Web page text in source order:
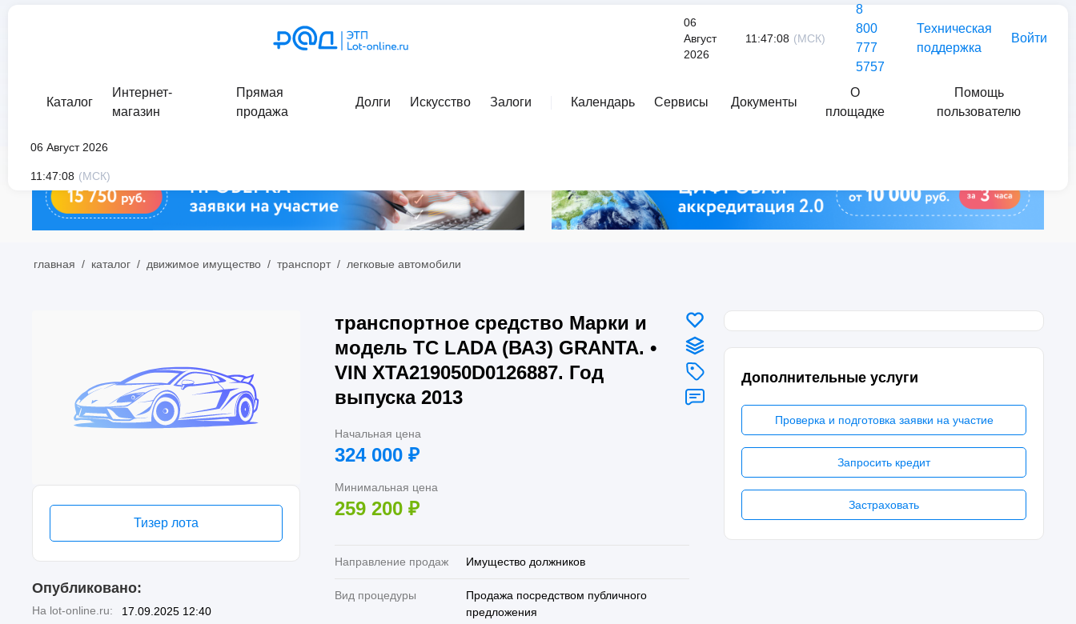
06
Август
2026
11:47:08 (МСК)
8
800
777
5757
Техническая
поддержка
Войти
Каталог
Интернет-
магазин
Прямая
продажа
Долги Искусство Залоги Календарь Сервисы Документы
О
площадке
Помощь
пользователю
06 Август 2026
11:47:08 (МСК)
главная / каталог / движимое имущество / транспорт / легковые автомобили
Дополнительные услуги
Проверка и подготовка заявки на участие
Запросить кредит
Застраховать
Тизер лота
Опубликовано:
На lot-online.ru:
17.09.2025 12:40
транспортное средство Марки и
модель ТС LADA (ВАЗ) GRANTA. •
VIN XTA219050D0126887. Год
выпуска 2013
Начальная цена
324 000 ₽
Минимальная цена
259 200 ₽
Направление продаж Имущество должников
Вид процедуры
Продажа посредством публичного
предложения